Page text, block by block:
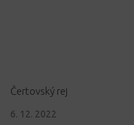
Čertovský rej
6. 12. 2022